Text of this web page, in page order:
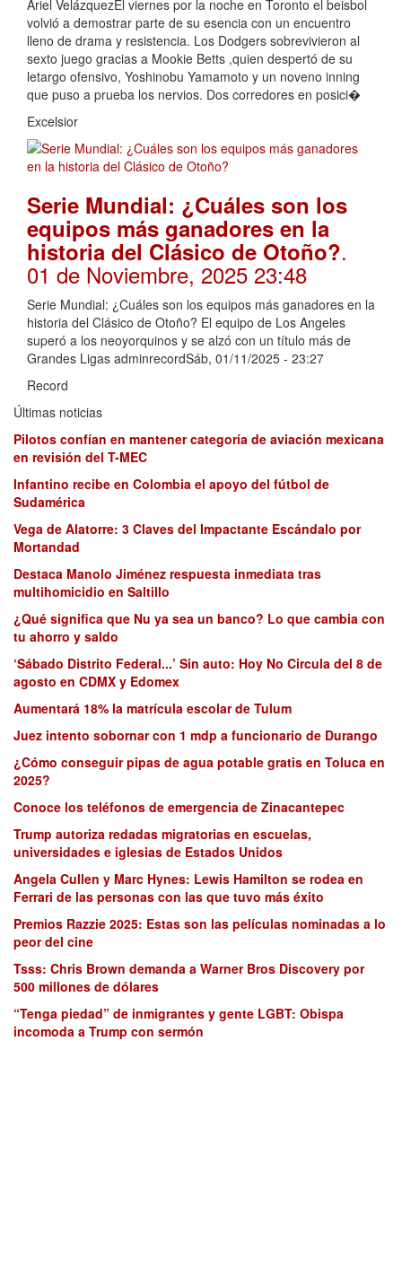
Ariel VelázquezEl viernes por la noche en Toronto el beisbol
volvió a demostrar parte de su esencia con un encuentro
lleno de drama y resistencia. Los Dodgers sobrevivieron al
sexto juego gracias a Mookie Betts ,quien despertó de su
letargo ofensivo, Yoshinobu Yamamoto y un noveno inning
que puso a prueba los nervios. Dos corredores en posici�
Excelsior
Serie Mundial: ¿Cuáles son los
equipos más ganadores en la
historia del Clásico de Otoño?.
01 de Noviembre, 2025 23:48
Serie Mundial: ¿Cuáles son los equipos más ganadores en la
historia del Clásico de Otoño? El equipo de Los Angeles
superó a los neoyorquinos y se alzó con un título más de
Grandes Ligas adminrecordSáb, 01/11/2025 - 23:27
Record
Últimas noticias
Pilotos confían en mantener categoría de aviación mexicana
en revisión del T-MEC
Infantino recibe en Colombia el apoyo del fútbol de
Sudamérica
Vega de Alatorre: 3 Claves del Impactante Escándalo por
Mortandad
Destaca Manolo Jiménez respuesta inmediata tras
multihomicidio en Saltillo
¿Qué significa que Nu ya sea un banco? Lo que cambia con
tu ahorro y saldo
‘Sábado Distrito Federal...’ Sin auto: Hoy No Circula del 8 de
agosto en CDMX y Edomex
Aumentará 18% la matrícula escolar de Tulum
Juez intento sobornar con 1 mdp a funcionario de Durango
¿Cómo conseguir pipas de agua potable gratis en Toluca en
2025?
Conoce los teléfonos de emergencia de Zinacantepec
Trump autoriza redadas migratorias en escuelas,
universidades e iglesias de Estados Unidos
Angela Cullen y Marc Hynes: Lewis Hamilton se rodea en
Ferrari de las personas con las que tuvo más éxito
Premios Razzie 2025: Estas son las películas nominadas a lo
peor del cine
Tsss: Chris Brown demanda a Warner Bros Discovery por
500 millones de dólares
“Tenga piedad” de inmigrantes y gente LGBT: Obispa
incomoda a Trump con sermón